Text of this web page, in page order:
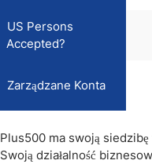
US Persons
Accepted?
Zarządzane Konta
Plus500 ma swoją
Swoją działalność